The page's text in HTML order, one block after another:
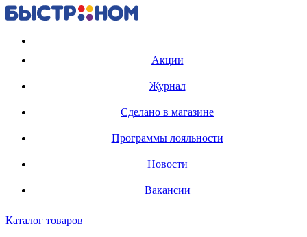
Акции
Журнал
Сделано в магазине
Программы лояльности
Новости
Вакансии
Каталог товаров